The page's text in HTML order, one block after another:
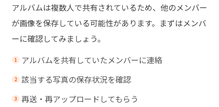
アルバムは複数人で共有されているため、他のメンバー
が画像を保存している可能性があります。まずはメンバ
ーに確認してみましょう。
アルバムを共有していたメンバーに連絡
該当する写真の保存状況を確認
再送・再アップロードしてもらう